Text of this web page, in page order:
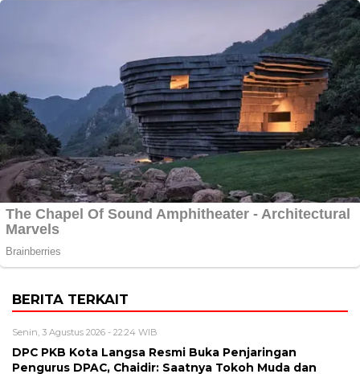
BERITA TERKAIT
Senin, 3 Agustus 2026 - 22:24 WIB
DPC PKB Kota Langsa Resmi Buka Penjaringan
Pengurus DPAC, Chaidir: Saatnya Tokoh Muda dan